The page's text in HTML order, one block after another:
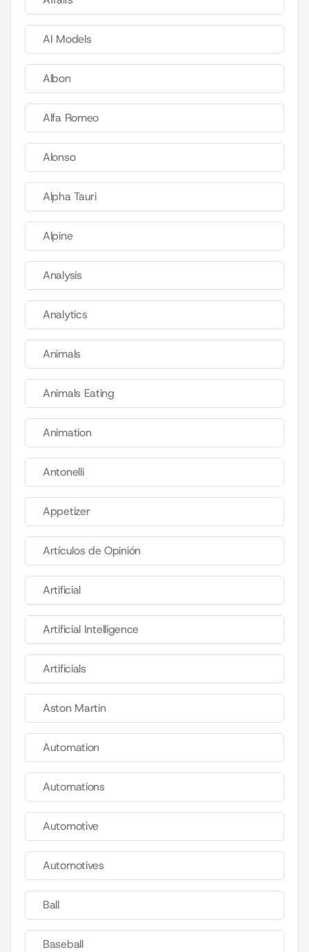
AI Models
Albon
Alfa Romeo
Alonso
Alpha Tauri
Alpine
Analysis
Analytics
Animals
Animals Eating
Animation
Antonelli
Appetizer
Artículos de Opinión
Artificial
Artificial Intelligence
Artificials
Aston Martin
Automation
Automations
Automotive
Automotives
Ball
Baseball